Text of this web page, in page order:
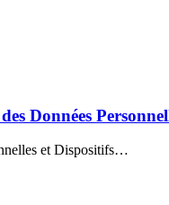
Données
et Dispositifs…